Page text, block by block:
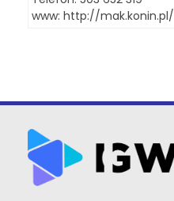
www: http://mak.konin.pl/